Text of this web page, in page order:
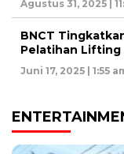
Agustus 31, 2025 |
BNCT
Pelatihan Lifting
Juni 17, 2025 | 1:55